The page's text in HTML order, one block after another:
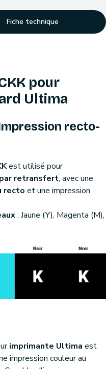
Fiche technique
pour
Ultima
recto-
est utilisé pour
retransfert, avec une
recto et une impression
: Jaune (Y), Magenta (M),
imprimante Ultima est
impression couleur au